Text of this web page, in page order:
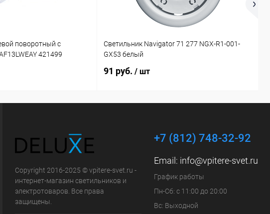
поворотный с
421499
Светильник Navigator 71 277 NGX-R1-001-
GX53 белый
91 руб. / шт
Copyright 2016-2025 © vpitere-svet.ru -
интернет-магазин светильников и
электротоваров. Все права
защищены.
+7 (812) 748-32-92
Email: info@vpitere-svet.ru
График работы
Пн-Сб: с 11:00 до 20:00
Вс: Выходной